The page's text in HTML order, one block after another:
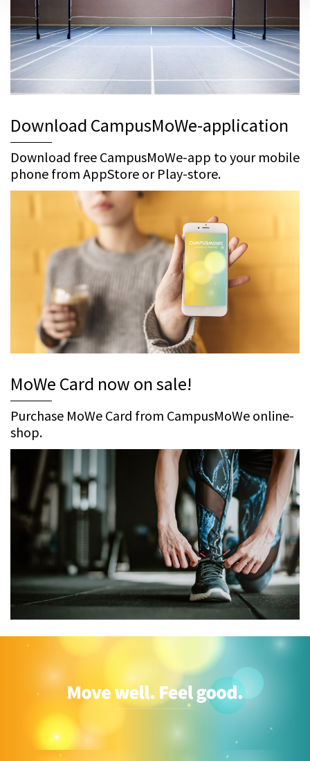
Download CampusMoWe-application
Download free CampusMoWe-app to your mobile
phone from AppStore or Play-store.
MoWe Card now on sale!
Purchase MoWe Card from CampusMoWe online-
shop.